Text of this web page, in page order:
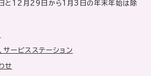
日と12月29日から1月3日の年末年始は除
サービスステーション
せ